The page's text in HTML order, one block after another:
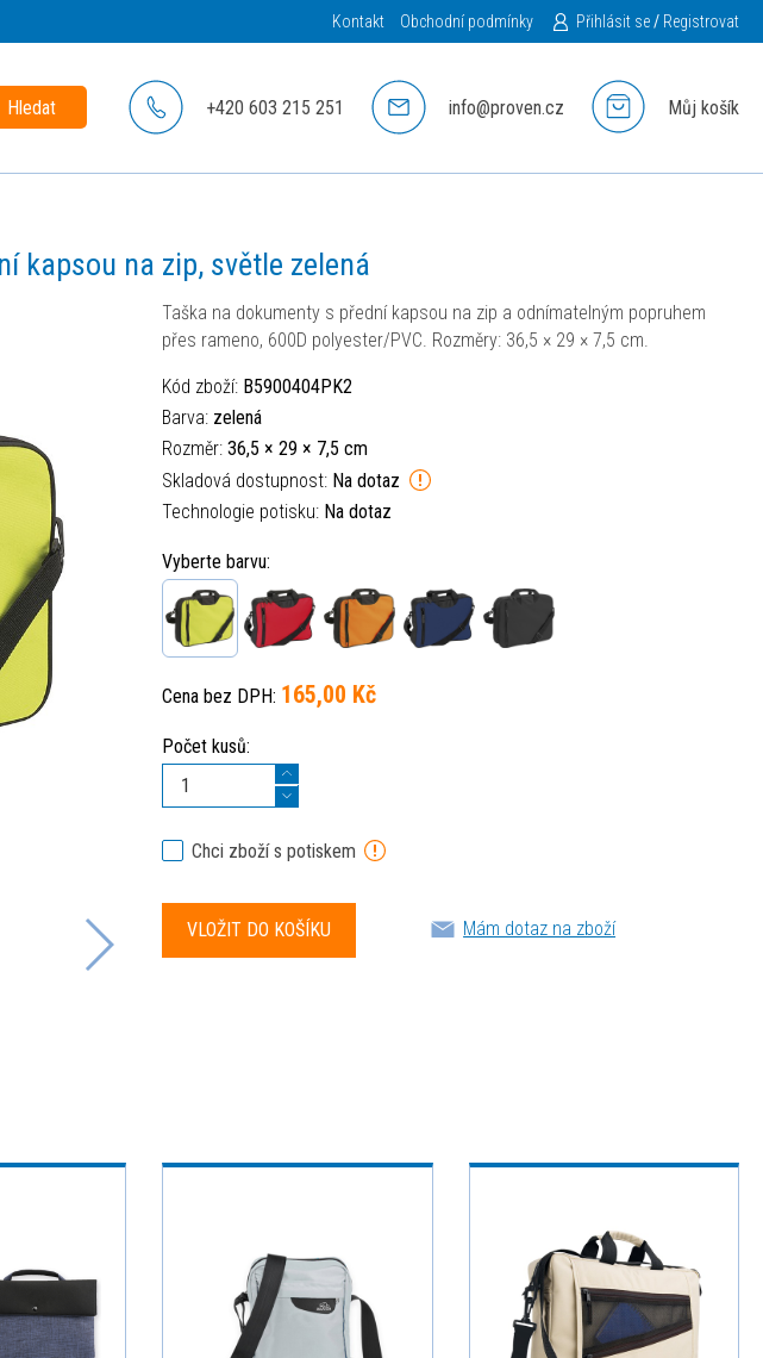
Kontakt Obchodní podmínky Přihlásit se/ Registrovat
Hledat +420 603 215 251 info@proven.cz Můj košík
kapsou na zip, světle zelená
Taška na dokumenty s přední kapsou na zip a odnímatelným popruhem
přes rameno, 600D polyester/PVC. Rozměry: 36,5 × 29 × 7,5 cm.
Kód zboží: B5900404PK2
Barva: zelená
Rozměr: 36,5 × 29 × 7,5 cm
Skladová dostupnost: Na dotaz
Technologie potisku: Na dotaz
Vyberte barvu:
Cena bez DPH: 165,00 Kč
Počet kusů:
Chci zboží s potiskem
Mám dotaz na zboží